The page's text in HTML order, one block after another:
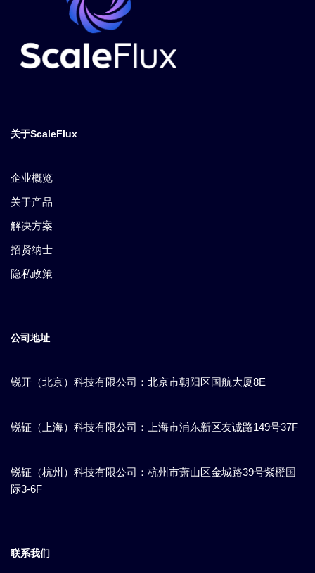
关于ScaleFlux
企业概览
关于产品
解决方案
招贤纳士
隐私政策
公司地址
锐开（北京）科技有限公司：北京市朝阳区国航大厦8E
锐钲（上海）科技有限公司：上海市浦东新区​友诚路149号37F
锐钲（杭州）科技有限公司：杭州市萧山区金城路39号紫橙国
际3-6F
联系我们